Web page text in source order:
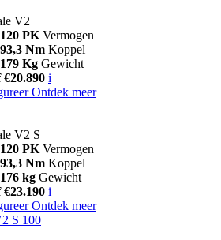
V2
120 PK Vermogen
93,3 Nm Koppel
179 Kg Gewicht
i
Ontdek meer
V2 S
120 PK Vermogen
93,3 Nm Koppel
176 kg Gewicht
i
Ontdek meer
S 100